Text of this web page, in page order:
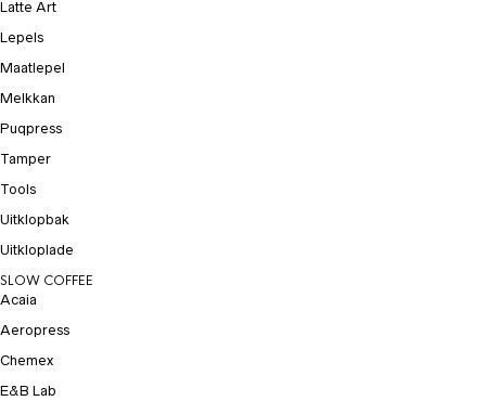
Latte Art
Lepels
Maatlepel
Melkkan
Puqpress
Tamper
Tools
Uitklopbak
Uitkloplade
SLOW COFFEE
Acaia
Aeropress
Chemex
E&B Lab